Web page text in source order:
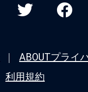
ABOUTプライ
利用規約